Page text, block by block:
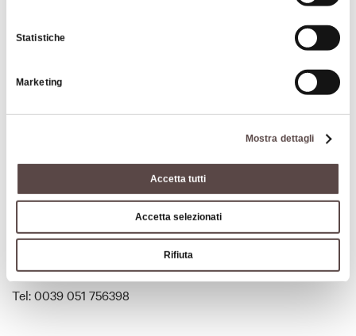
Statistiche
Marketing
Mostra dettagli
Accetta tutti
Accetta selezionati
Rifiuta
Sport e Motori
Tel: 0039 051 756398